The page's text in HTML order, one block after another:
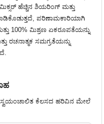
ಹೆಚ್ಚಿನ ಶಿಯರಿಂಗ್ ಮತ್ತು
ಪರಿಣಾಮಕಾರಿಯಾಗಿ
100% ಮಿಶ್ರಣ ಏಕರೂಪತೆಯನ್ನು
ರಚನಾತ್ಮಕ ಸಮಗ್ರತೆಯನ್ನು
ಕೆಲಸದ ಹರಿವಿನ ಮೇಲೆ